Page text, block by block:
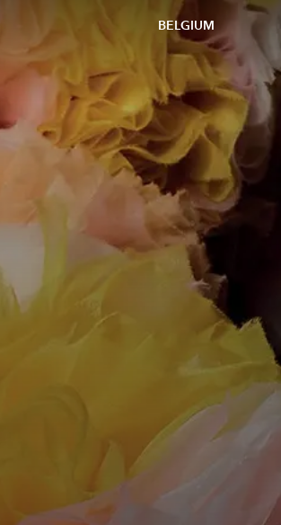
BELGIUM